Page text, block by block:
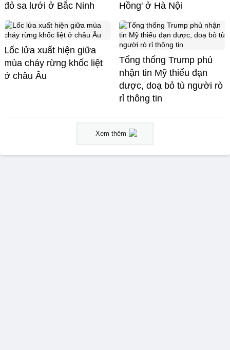
đỏ sa lưới ở Bắc Ninh
Hồng' ở Hà Nội
Lốc lửa xuất hiện giữa
mùa cháy rừng khốc liệt
ở châu Âu
Tổng thống Trump phủ
nhận tin Mỹ thiếu đạn
dược, doạ bỏ tù người rò
rỉ thông tin
Xem thêm